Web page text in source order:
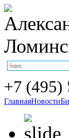
+7 (495)
ГлавнаяНовости